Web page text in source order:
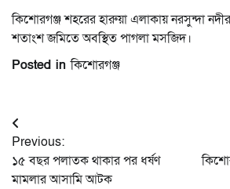
কিশোরগঞ্জ শহরের হারুয়া এলাকায় নরসুন্দা
শতাংশ জমিতে অবস্থিত পাগলা মসজিদ।
Posted inকিশোরগঞ্জ
Post
navigation
Previous:
১৫ বছর পলাতক থাকার পর ধর্ষণ
মামলার আসামি আটক